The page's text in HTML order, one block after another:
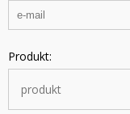
Produkt: